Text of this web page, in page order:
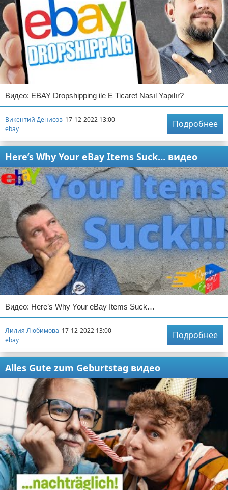
Видео: EBAY Dropshipping ile E Ticaret Nasıl Yapılır?
Викентий Денисов 17-12-2022 13:00
ebay
Подробнее
Here’s Why Your eBay Items Suck… видео
Видео: Here’s Why Your eBay Items Suck…
Лилия Любимова 17-12-2022 13:00
ebay
Подробнее
Alles Gute zum Geburtstag видео